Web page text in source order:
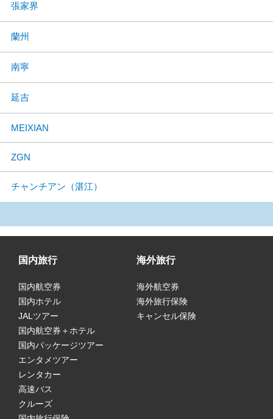
張家界
蘭州
南寧
延吉
MEIXIAN
ZGN
チャンチアン（湛江）
国内旅行
国内航空券
国内ホテル
JALツアー
国内航空券＋ホテル
国内パッケージツアー
エンタメツアー
レンタカー
高速バス
クルーズ
海外旅行
海外航空券
海外旅行保険
キャンセル保険